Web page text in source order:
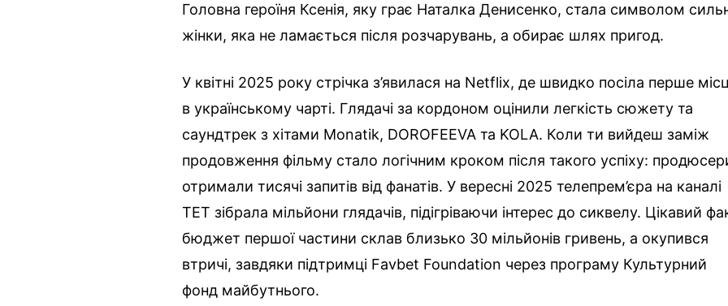
Головна героїня Ксенія, яку грає Наталка Денисенко, стала символом
жінки, яка не ламається після розчарувань, а обирає шлях пригод.
У квітні 2025 року стрічка з’явилася на Netflix, де швидко посіла перше
в українському чарті. Глядачі за кордоном оцінили легкість сюжету та
саундтрек з хітами Monatik, DOROFEEVA та KOLA. Коли ти вийдеш заміж
продовження фільму стало логічним кроком після такого успіху:
отримали тисячі запитів від фанатів. У вересні 2025 телепрем’єра на каналі
ТЕТ зібрала мільйони глядачів, підігріваючи інтерес до сиквелу. Цікавий
бюджет першої частини склав близько 30 мільйонів гривень, а окупився
втричі, завдяки підтримці Favbet Foundation через програму Культурний
фонд майбутнього.